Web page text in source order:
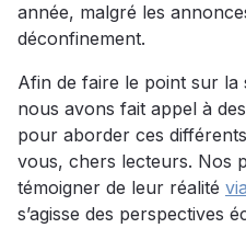
année, malgré les
déconfinement.
Afin de faire le point sur la
nous avons fait appel à
pour aborder ces
vous, chers lecteurs. Nos
témoigner de leur réalité
s’agisse des perspectives